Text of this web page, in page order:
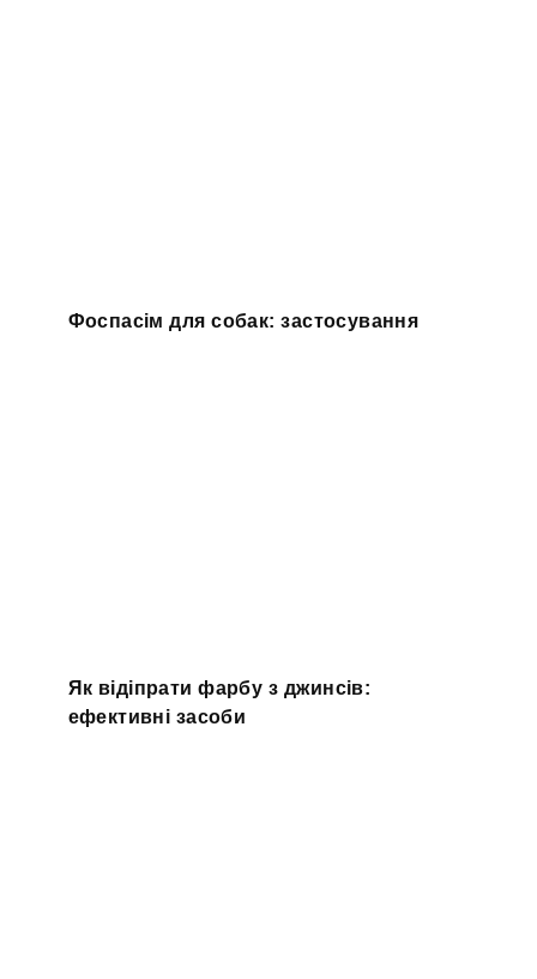
Фоспасім для собак: застосування
Як відіпрати фарбу з джинсів:
ефективні засоби